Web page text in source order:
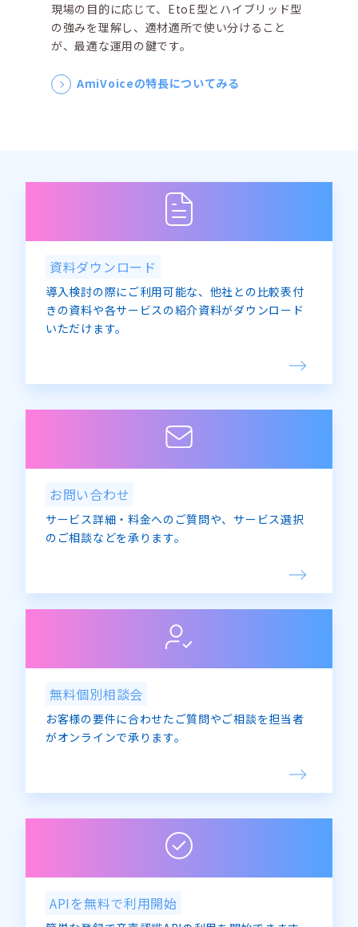
現場の目的に応じて、EtoE型とハイブリッド型
の強みを理解し、適材適所で使い分けること
が、最適な運用の鍵です。
AmiVoiceの特長についてみる
資料ダウンロード
導入検討の際にご利用可能な、他社との比較表付
きの資料や各サービスの紹介資料がダウンロード
いただけます。
お問い合わせ
サービス詳細・料金へのご質問や、サービス選択
のご相談などを承ります。
無料個別相談会
お客様の要件に合わせたご質問やご相談を担当者
がオンラインで承ります。
APIを無料で利用開始